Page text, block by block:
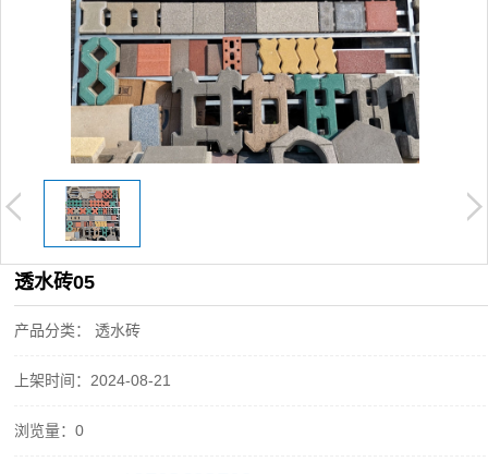
透水砖05
产品分类： 透水砖
上架时间：2024-08-21
浏览量：0